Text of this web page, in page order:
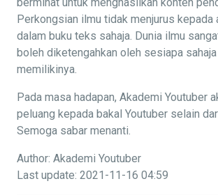
Perkongsian ilmu tidak menjurus kepada
dalam buku teks sahaja. Dunia ilmu
boleh diketengahkan oleh sesiapa sahaja
memilikinya.
Pada masa hadapan, Akademi Youtuber
peluang kepada bakal Youtuber selain
Semoga sabar menanti.
Author: Akademi Youtuber
Last update: 2021-11-16 04:59